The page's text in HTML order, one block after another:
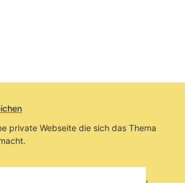
private Webseite die sich das Thema